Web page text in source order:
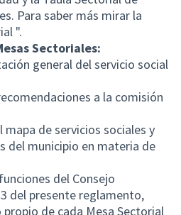
Para saber más mirar la
".
Sectoriales:
general del servicio social
a la comisión
de servicios sociales y
del municipio en materia de
del Consejo
del presente reglamento,
de cada Mesa Sectorial